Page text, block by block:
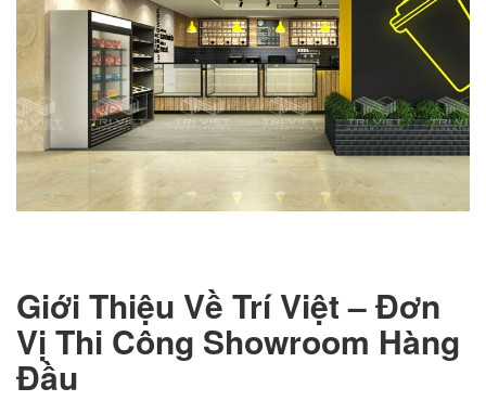
Giới Thiệu Về Trí Việt – Đơn
Vị Thi Công Showroom Hàng
Đầu